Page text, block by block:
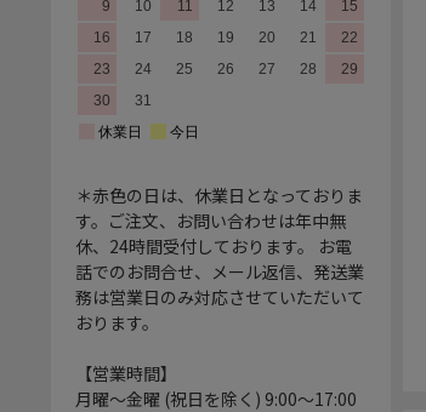
＊赤色の日は、休業日となっておりま
す。ご注文、お問い合わせは年中無
休、24時間受付しております。 お電
話でのお問合せ、メール返信、発送業
務は営業日のみ対応させていただいて
おります。
【営業時間】
月曜～金曜 (祝日を除く) 9:00～17:00